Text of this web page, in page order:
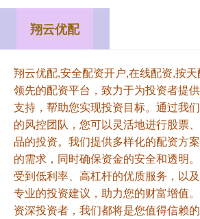
翔云优配
翔云优配,安全配资开户,在线配资,按
领先的配资平台，致力于为投资者提
支持，帮助您实现投资目标。通过我
的风控团队，您可以灵活地进行股票
品的投资。我们提供多样化的配资方
的需求，同时确保资金的安全和透明
受到低利率、高杠杆的优质服务，以
专业的投资建议，助力您的财富增值
资深投资者，我们都将是您值得信赖的